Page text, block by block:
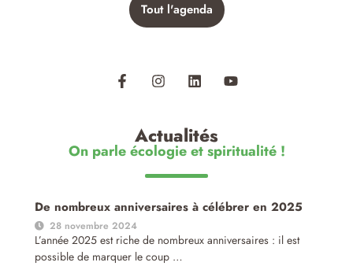
Tout l'agenda
Actualités
On parle écologie et spiritualité !
De nombreux anniversaires à célébrer en 2025
28 novembre 2024
L’année 2025 est riche de nombreux anniversaires : il est
possible de marquer le coup …